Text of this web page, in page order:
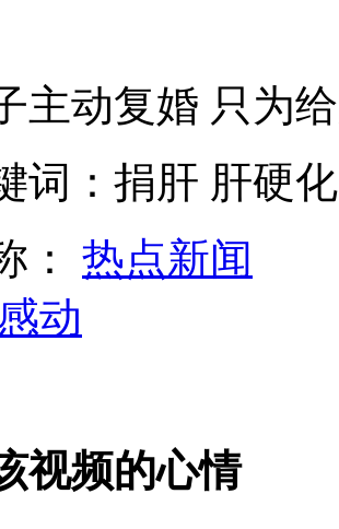
儿手做蛋糕为父庆生
月复婚为丈夫捐肝
监控系统 遮脸取钱自动报警
博士学位 现场秀书法
最后微博称“好醉还得开回家”
殴打老人 痛下狠手拳打脚踢
动复婚 只为给
：捐肝 肝硬化
： 热点新闻
动
视频的心情